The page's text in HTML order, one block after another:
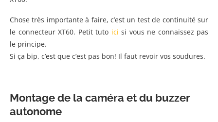
Chose très importante à faire, c’est un test de continuité sur
le connecteur XT60. Petit tuto ici si vous ne connaissez pas
le principe.
Si ça bip, c’est que c’est pas bon! Il faut revoir vos soudures.
Montage de la caméra et du buzzer
autonome